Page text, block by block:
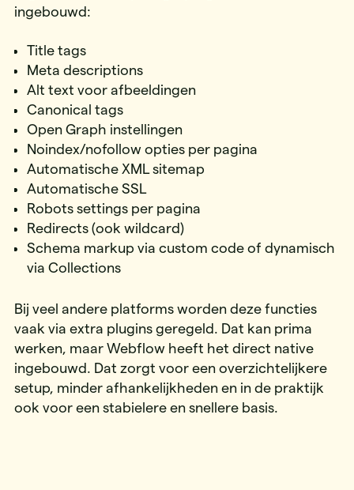
ingebouwd:
Title tags
Meta descriptions
Alt text voor afbeeldingen
Canonical tags
Open Graph instellingen
Noindex/nofollow opties per pagina
Automatische XML sitemap
Automatische SSL
Robots settings per pagina
Redirects (ook wildcard)
Schema markup via custom code of dynamisch
via Collections
Bij veel andere platforms worden deze functies
vaak via extra plugins geregeld. Dat kan prima
werken, maar Webflow heeft het direct native
ingebouwd. Dat zorgt voor een overzichtelijkere
setup, minder afhankelijkheden en in de praktijk
ook voor een stabielere en snellere basis.